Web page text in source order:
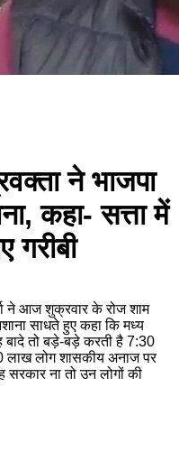
ने भाजपा
कहा- सत्ता में
गरीबी
ने आज शुक्रवार के रोज शाम
साधते हुए कहा कि मध्य
बादे तो बड़े-बड़े करती है 7:30
लाख लोग शासकीय अनाज पर
ना तो उन लोगों की